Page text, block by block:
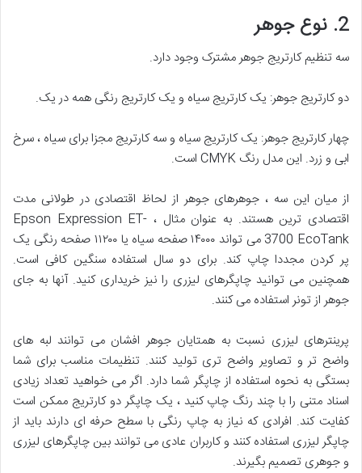
2. نوع جوهر
سه تنظیم کارتریج جوهر مشترک وجود دارد.
دو کارتریج جوهر: یک کارتریج سیاه و یک کارتریج رنگی همه در یک.
چهار کارتریج جوهر: یک کارتریج سیاه و سه کارتریج مجزا برای سیاه ، سرخ
ابی و زرد. این مدل رنگ CMYK است.
از میان این سه ، جوهرهای جوهر از لحاظ اقتصادی در طولانی مدت
اقتصادی ترین هستند. به عنوان مثال ، Epson Expression ET-
3700 EcoTank می تواند ۱۴۰۰۰ صفحه سیاه یا ۱۱۲۰۰ صفحه رنگی یک
پر کردن مجددا چاپ کند. برای دو سال استفاده سنگین کافی است.
همچنین می توانید چاپگرهای لیزری را نیز خریداری کنید. آنها به جای
جوهر از تونر استفاده می کنند.
پرینترهای لیزری نسبت به همتایان جوهر افشان می توانند لبه های
واضح تر و تصاویر واضح تری تولید کنند. تنظیمات مناسب برای شما
بستگی به نحوه استفاده از چاپگر شما دارد. اگر می خواهید تعداد زیادی
اسناد متنی را با چند رنگ چاپ کنید ، یک چاپگر دو کارتریج ممکن است
کفایت کند. افرادی که نیاز به چاپ رنگی با سطح حرفه ای دارند باید از
چاپگر لیزری استفاده کنند و کاربران عادی می توانند بین چاپگرهای لیزری
و جوهری تصمیم بگیرند.